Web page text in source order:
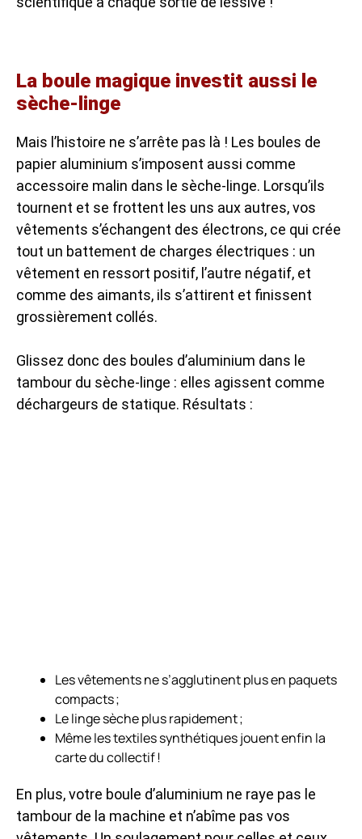
La boule magique investit aussi le
sèche-linge
Mais l’histoire ne s’arrête pas là ! Les boules de
papier aluminium s’imposent aussi comme
accessoire malin dans le sèche-linge. Lorsqu’ils
tournent et se frottent les uns aux autres, vos
vêtements s’échangent des électrons, ce qui crée
tout un battement de charges électriques : un
vêtement en ressort positif, l’autre négatif, et
comme des aimants, ils s’attirent et finissent
grossièrement collés.
Glissez donc des boules d’aluminium dans le
tambour du sèche-linge : elles agissent comme
déchargeurs de statique. Résultats :
Les vêtements ne s’agglutinent plus en paquets
compacts ;
Le linge sèche plus rapidement ;
Même les textiles synthétiques jouent enfin la
carte du collectif !
En plus, votre boule d’aluminium ne raye pas le
tambour de la machine et n’abîme pas vos